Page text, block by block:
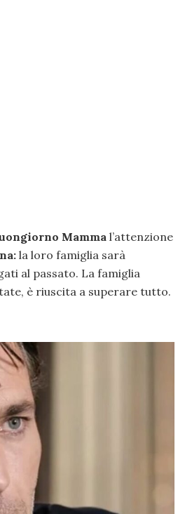
Mamma l’attenzione
la loro famiglia sarà
al passato. La famiglia
è riuscita a superare tutto.